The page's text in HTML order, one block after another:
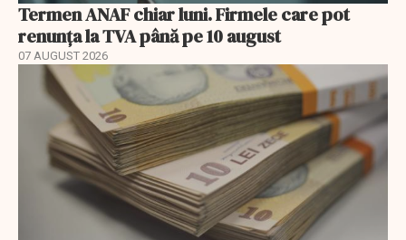
Termen ANAF chiar luni. Firmele care pot
renunța la TVA până pe 10 august
07 AUGUST 2026